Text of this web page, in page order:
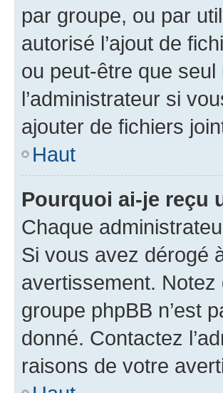
par groupe, ou par
autorisé l’ajout de
ou peut-être que
l’administrateur si
ajouter de fichiers
Haut
Pourquoi ai-je reçu
Chaque
Si vous avez dérogé
avertissement. Notez
groupe phpBB n’est
donné. Contactez
raisons de votre